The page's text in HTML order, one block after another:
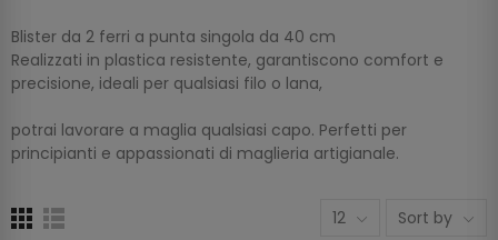
Blister da 2 ferri a punta singola da 40 cm
Realizzati in plastica resistente, garantiscono comfort e
precisione, ideali per qualsiasi filo o lana,
potrai lavorare a maglia qualsiasi capo. Perfetti per
principianti e appassionati di maglieria artigianale.
12 Sort by